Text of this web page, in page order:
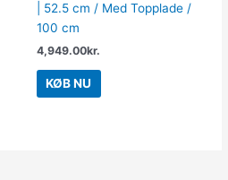
| 52.5 cm / Med Topplade /
100 cm
4,949.00kr.
KØB NU